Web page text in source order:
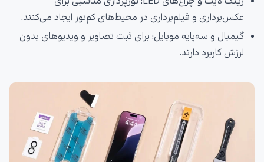
عکس‌برداری و فیلم‌برداری در محیط‌های کم‌نور ایجاد می‌کنند.
گیمبال و سه‌پایه موبایل: برای ثبت تصاویر و ویدیوهای بدون
لرزش کاربرد دارند.